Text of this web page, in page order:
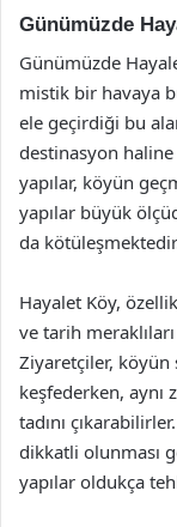
Günümüzde
Günümüzde
mistik bir havaya
ele geçirdiği bu
destinasyon
yapılar, köyün
yapılar büyük
da
Hayalet Köy,
ve tarih
Ziyaretçiler,
keşfederken, aynı
tadını
dikkatli olunması
yapılar oldukça